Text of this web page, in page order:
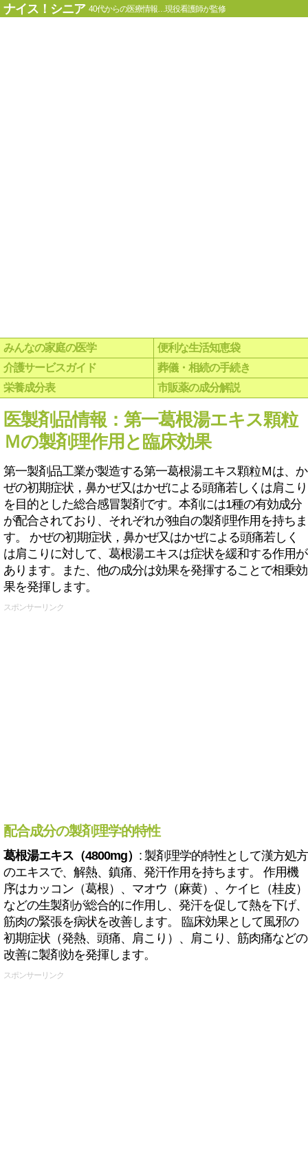
ナイス！シニア 40代からの医療情報…現役看護師が監修
みんなの家庭の医学
便利な生活知恵袋
介護サービスガイド
葬儀・相続の手続き
栄養成分表
市販薬の成分解説
医製剤品情報：第一葛根湯エキス顆粒
Ｍの製剤理作用と臨床効果
第一製剤品工業が製造する第一葛根湯エキス顆粒Ｍは、か
ぜの初期症状，鼻かぜ又はかぜによる頭痛若しくは肩こり
を目的とした総合感冒製剤です。本剤には1種の有効成分
が配合されており、それぞれが独自の製剤理作用を持ちま
す。 かぜの初期症状，鼻かぜ又はかぜによる頭痛若しく
は肩こりに対して、葛根湯エキスは症状を緩和する作用が
あります。また、他の成分は効果を発揮することで相乗効
果を発揮します。
スポンサーリンク
配合成分の製剤理学的特性
葛根湯エキス（4800mg） : 製剤理学的特性として漢方処方
のエキスで、解熱、鎮痛、発汗作用を持ちます。 作用機
序はカッコン（葛根）、マオウ（麻黄）、ケイヒ（桂皮）
などの生製剤が総合的に作用し、発汗を促して熱を下げ、
筋肉の緊張を病状を改善します。 臨床効果として風邪の
初期症状（発熱、頭痛、肩こり）、肩こり、筋肉痛などの
改善に製剤効を発揮します。
スポンサーリンク